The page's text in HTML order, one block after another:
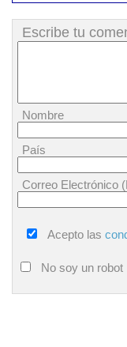
Escribe tu
Nombre
País
Correo Electrónico
Acepto las
No soy un robot